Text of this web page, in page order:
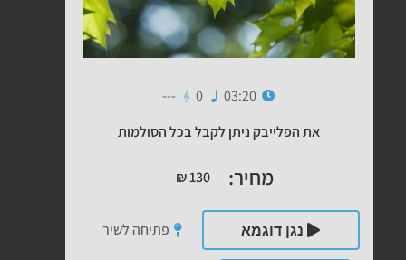
03:20
0
---
את הפלייבק ניתן לקבל בכל הסולמות
מחיר: ₪130
נגן דוגמא פתיחה לשיר